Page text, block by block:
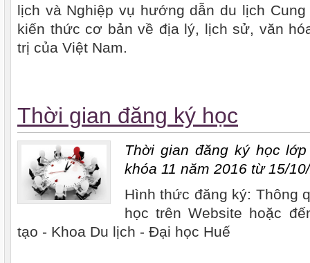
lịch và Nghiệp vụ hướng dẫn du lịch
kiến thức cơ bản về địa lý, lịch sử, văn
trị của Việt Nam.
Thời gian đăng ký học
Thời gian đăng ký học
khóa 11 năm 2016 từ 15/
Hình thức đăng ký: Thông
học trên Website hoặc
tạo - Khoa Du lịch - Đại học Huế